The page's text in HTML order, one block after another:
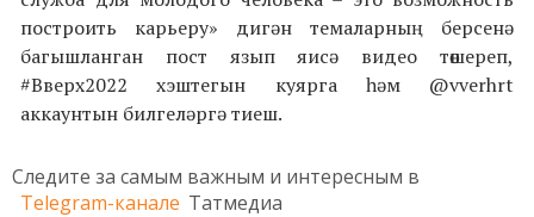
построить карьеру» дигән темаларның берсенә
багышланган пост язып яисә видео төшереп,
#Вверх2022 хэштегын куярга һәм @vverhrt
аккаунтын билгеләргә тиеш.
Следите за самым важным и интересным в
Telegram-канале Татмедиа